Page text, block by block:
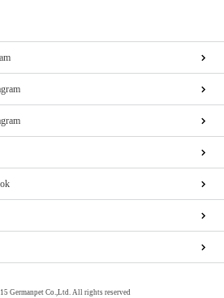
Germanpet Co.,Ltd. All rights reserved